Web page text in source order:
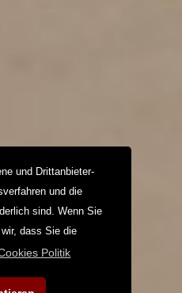
und Drittanbieter-
und die
sind. Wenn Sie
dass Sie die
Politik